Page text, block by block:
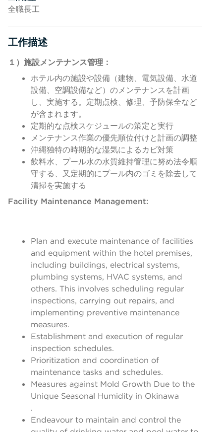
全職長工
工作描述
按空格鍵或輸入鍵切換部分顯示
１）施設メンテナンス管理：
ホテル内の施設や設備（建物、電気設備、水道
設備、空調設備など）のメンテナンスを計画
し、実施する。定期点検、修理、予防保全など
が含まれます。
定期的な点検スケジュールの策定と実行
メンテナンス作業の優先順位付けと計画の調整
沖縄独特の時期的な湿気によるカビ対策
飲料水、プール水の水質維持管理に努め法令順
守する、又定期的にプール内のゴミを除去して
清掃を実施する
Facility Maintenance Management:
Plan and execute maintenance of facilities
and equipment within the hotel premises,
including buildings, electrical systems,
plumbing systems, HVAC systems, and
others. This involves scheduling regular
inspections, carrying out repairs, and
implementing preventive maintenance
measures.
Establishment and execution of regular
inspection schedules.
Prioritization and coordination of
maintenance tasks and schedules.
Measures against Mold Growth Due to the
Unique Seasonal Humidity in Okinawa
.
Endeavour to maintain and control the